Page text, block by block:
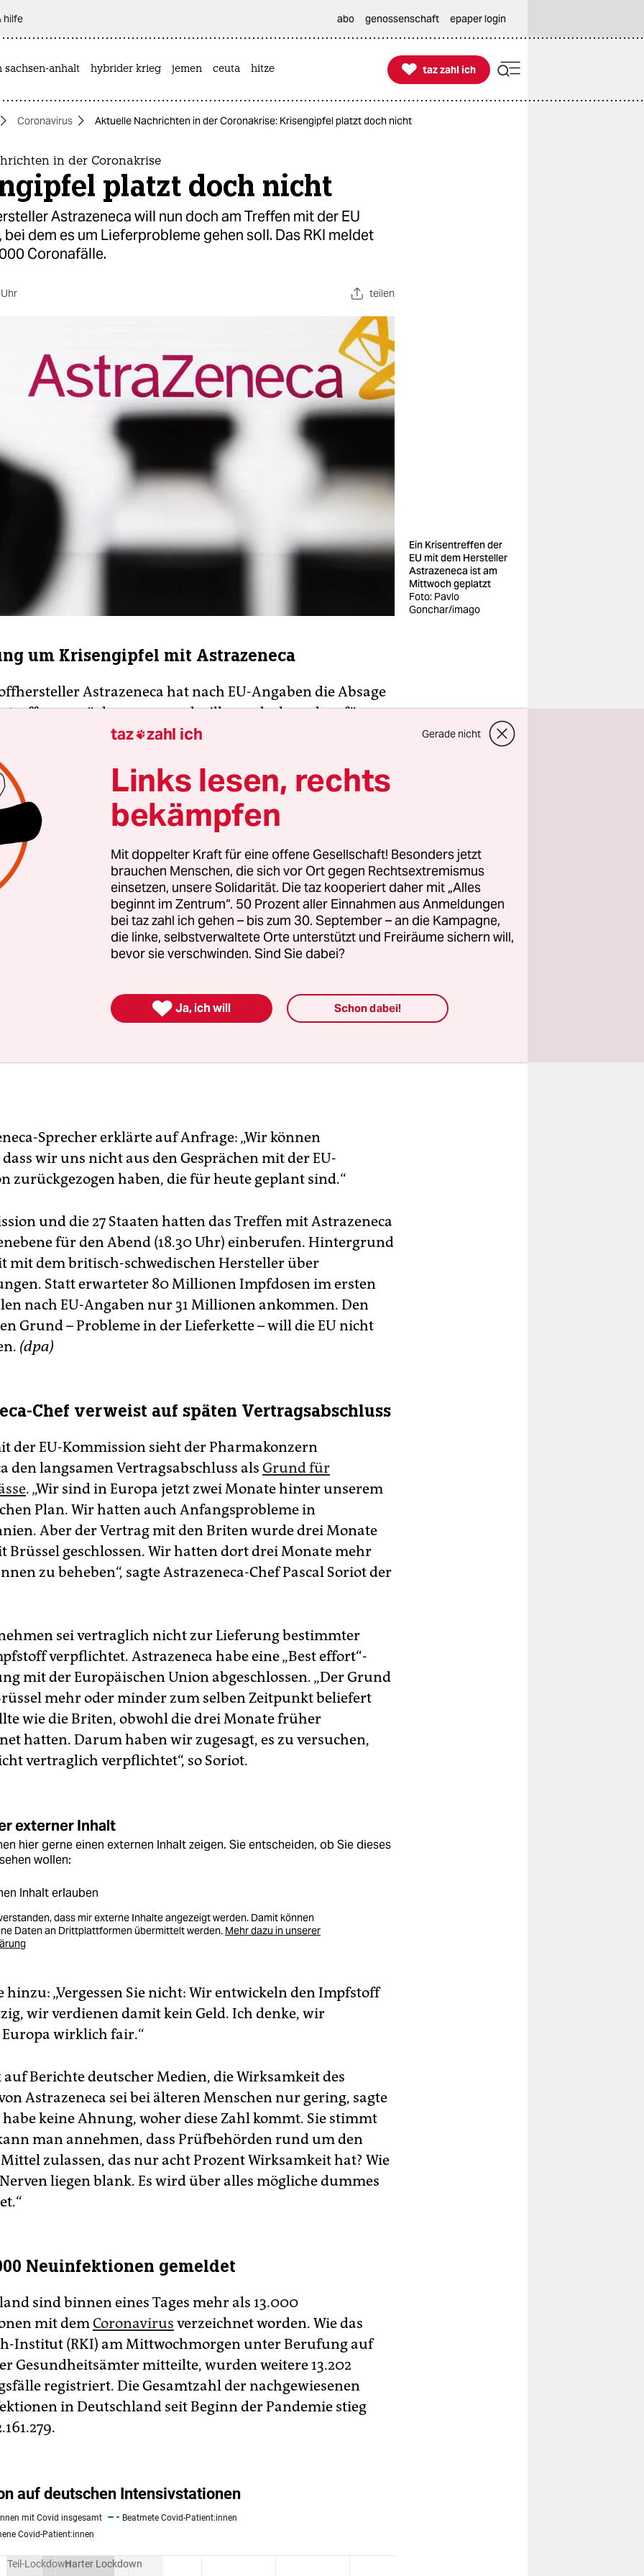
hilfe abo genossenschaft epaper login
sachsen-anhalt hybrider krieg jemen ceuta hitze 
taz zahl ich
taz zahl ich
Coronavirus Aktuelle Nachrichten in der Coronakrise: Krisengipfel platzt doch nicht
in der Coronakrise
platzt doch nicht
Astrazeneca will nun doch am Treffen mit der EU
bei dem es um Lieferprobleme gehen soll. Das RKI meldet
Coronafälle.
teilen
Ein Krisentreffen der
EU mit dem Hersteller
Astrazeneca ist am
Mittwoch geplatzt
Foto: Pavlo
Gonchar/imago
um Krisengipfel mit Astrazeneca
Astrazeneca hat nach EU-Angaben die Absage
zurückgezogen und will nun doch an dem für
geplanten Gespräch teilnehmen. Dies habe die
des Konzerns der EU-Kommission bestätigt, hieß es
in Brüssel. Zuvor habe das Management des
per Mail abgesagt und erklärt, ein Treffen habe derzeit
offenen Fragen keinen Sinn. Man sei erfreut über die
hieß es aus Kommissionskreisen.
Sprecher erklärte auf Anfrage: „Wir können
wir uns nicht aus den Gesprächen mit der EU-
zurückgezogen haben, die für heute geplant sind.“
und die 27 Staaten hatten das Treffen mit Astrazeneca
für den Abend (18.30 Uhr) einberufen. Hintergrund
mit dem britisch-schwedischen Hersteller über
Statt erwarteter 80 Millionen Impfdosen im ersten
nach EU-Angaben nur 31 Millionen ankommen. Den
Grund – Probleme in der Lieferkette – will die EU nicht
(dpa)
Chef verweist auf späten Vertragsabschluss
der EU-Kommission sieht der Pharmakonzern
den langsamen Vertragsabschluss als Grund für
. „Wir sind in Europa jetzt zwei Monate hinter unserem
Plan. Wir hatten auch Anfangsprobleme in
Aber der Vertrag mit den Briten wurde drei Monate
Brüssel geschlossen. Wir hatten dort drei Monate mehr
zu beheben“, sagte Astrazeneca-Chef Pascal Soriot der
sei vertraglich nicht zur Lieferung bestimmter
verpflichtet. Astrazeneca habe eine „Best effort“-
mit der Europäischen Union abgeschlossen. „Der Grund
mehr oder minder zum selben Zeitpunkt beliefert
wie die Briten, obwohl die drei Monate früher
hatten. Darum haben wir zugesagt, es zu versuchen,
vertraglich verpflichtet“, so Soriot.
externer Inhalt
hier gerne einen externen Inhalt zeigen. Sie entscheiden, ob Sie dieses
wollen:
Inhalt erlauben
dass mir externe Inhalte angezeigt werden. Damit können
Daten an Drittplattformen übermittelt werden. Mehr dazu in unserer
hinzu: „Vergessen Sie nicht: Wir entwickeln den Impfstoff
wir verdienen damit kein Geld. Ich denke, wir
wirklich fair.“
Berichte deutscher Medien, die Wirksamkeit des
Astrazeneca sei bei älteren Menschen nur gering, sagte
habe keine Ahnung, woher diese Zahl kommt. Sie stimmt
man annehmen, dass Prüfbehörden rund um den
zulassen, das nur acht Prozent Wirksamkeit hat? Wie
liegen blank. Es wird über alles mögliche dummes
Neuinfektionen gemeldet
sind binnen eines Tages mehr als 13.000
mit demCoronavirus verzeichnet worden. Wie das
Institut (RKI) am Mittwochmorgen unter Berufung auf
Gesundheitsämter mitteilte, wurden weitere 13.202
registriert. Die Gesamtzahl der nachgewiesenen
in Deutschland seit Beginn der Pandemie stieg
taz zahl ich Gerade nicht
Links lesen, rechts
bekämpfen
Mit doppelter Kraft für eine offene Gesellschaft! Besonders jetzt
brauchen Menschen, die sich vor Ort gegen Rechtsextremismus
einsetzen, unsere Solidarität. Die taz kooperiert daher mit „Alles
beginnt im Zentrum“. 50 Prozent aller Einnahmen aus Anmeldungen
bei taz zahl ich gehen – bis zum 30. September – an die Kampagne,
die linke, selbstverwaltete Orte unterstützt und Freiräume sichern will,
bevor sie verschwinden. Sind Sie dabei?
 Ja, ich will Schon dabei!